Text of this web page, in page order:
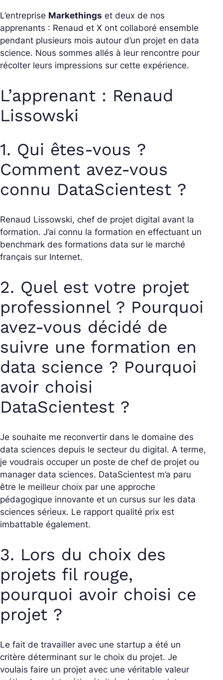
L’entreprise Markethings et deux de nos
apprenants : Renaud et X ont collaboré ensemble
pendant plusieurs mois autour d’un projet en data
science. Nous sommes allés à leur rencontre pour
récolter leurs impressions sur cette expérience.
L’apprenant : Renaud
Lissowski
1. Qui êtes-vous ?
Comment avez-vous
connu DataScientest ?
Renaud Lissowski, chef de projet digital avant la
formation. J’ai connu la formation en effectuant un
benchmark des formations data sur le marché
français sur Internet.
2. Quel est votre projet
professionnel ? Pourquoi
avez-vous décidé de
suivre une formation en
data science ? Pourquoi
avoir choisi
DataScientest ?
Je souhaite me reconvertir dans le domaine des
data sciences depuis le secteur du digital. A terme,
je voudrais occuper un poste de chef de projet ou
manager data sciences. DataScientest m’a paru
être le meilleur choix par une approche
pédagogique innovante et un cursus sur les data
sciences sérieux. Le rapport qualité prix est
imbattable également.
3. Lors du choix des
projets fil rouge,
pourquoi avoir choisi ce
projet ?
Le fait de travailler avec une startup a été un
critère déterminant sur le choix du projet. Je
voulais faire un projet avec une véritable valeur